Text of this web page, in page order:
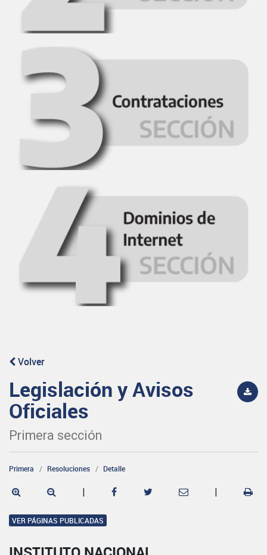
Volver
Legislación y Avisos
Oficiales
Primera sección
Primera Resoluciones Detalle
| |
VER PÁGINAS PUBLICADAS